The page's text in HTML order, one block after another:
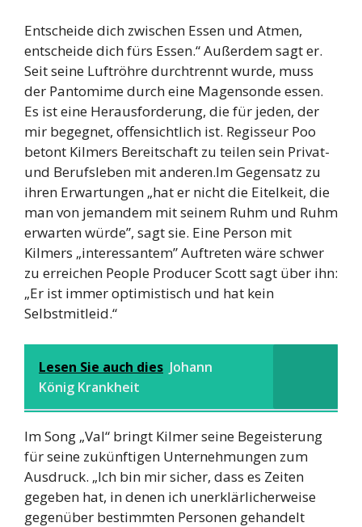
Entscheide dich zwischen Essen und Atmen,
entscheide dich fürs Essen.“ Außerdem sagt er.
Seit seine Luftröhre durchtrennt wurde, muss
der Pantomime durch eine Magensonde essen.
Es ist eine Herausforderung, die für jeden, der
mir begegnet, offensichtlich ist. Regisseur Poo
betont Kilmers Bereitschaft zu teilen sein Privat-
und Berufsleben mit anderen.Im Gegensatz zu
ihren Erwartungen „hat er nicht die Eitelkeit, die
man von jemandem mit seinem Ruhm und Ruhm
erwarten würde”, sagt sie. Eine Person mit
Kilmers „interessantem” Auftreten wäre schwer
zu erreichen People Producer Scott sagt über ihn:
„Er ist immer optimistisch und hat kein
Selbstmitleid.“
Lesen Sie auch dies Johann
König Krankheit
Im Song „Val“ bringt Kilmer seine Begeisterung
für seine zukünftigen Unternehmungen zum
Ausdruck. „Ich bin mir sicher, dass es Zeiten
gegeben hat, in denen ich unerklärlicherweise
gegenüber bestimmten Personen gehandelt